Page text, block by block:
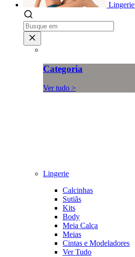
Lingerie
Categoria
Ver tudo >
Lingerie
Calcinhas
Sutiãs
Kits
Body
Meia Calça
Meias
Cintas e Modeladores
Ver Tudo